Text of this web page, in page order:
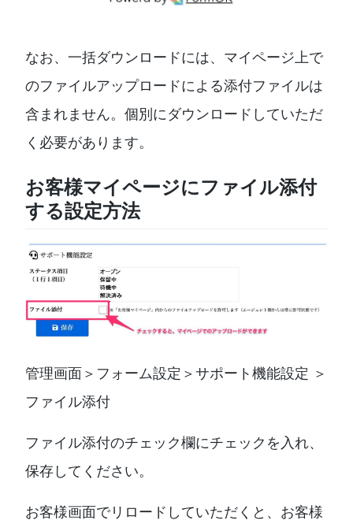
なお、一括ダウンロードには、マイページ上で
のファイルアップロードによる添付ファイルは
含まれません。個別にダウンロードしていただ
く必要があります。
お客様マイページにファイル添付
する設定方法
管理画面＞フォーム設定＞サポート機能設定 ＞
ファイル添付
ファイル添付のチェック欄にチェックを入れ、
保存してください。
お客様画面でリロードしていただくと、お客様